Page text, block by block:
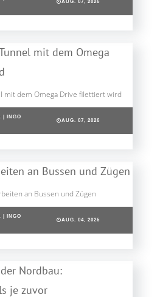
AUG. 07, 2026
mit dem Omega Drive filettiert wird
| INGO
AUG. 07, 2026
an Bussen und Zügen
| INGO
AUG. 04, 2026